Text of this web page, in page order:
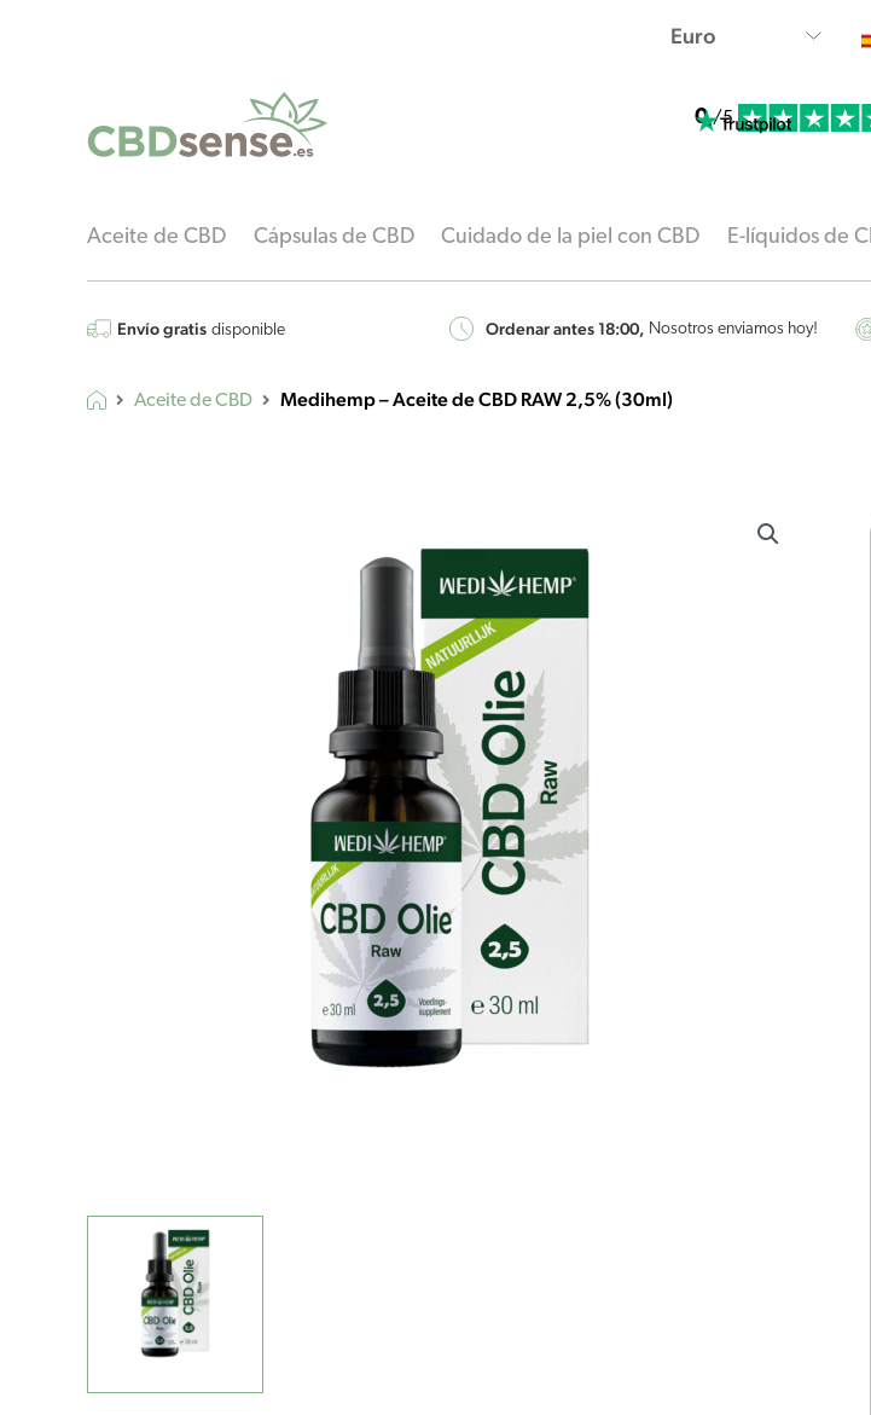
0 /5
Aceite de CBD Cápsulas de CBD Cuidado de la piel con CBD E-líquidos de
Envío gratis disponible Ordenar antes 18:00, Nosotros enviamos hoy!
Aceite de CBD Medihemp – Aceite de CBD RAW 2,5% (30ml)